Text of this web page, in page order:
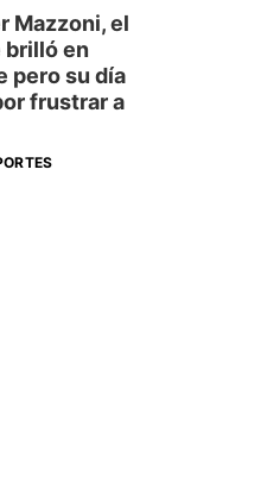
Mazzoni, el
en
pero su día
frustrar a